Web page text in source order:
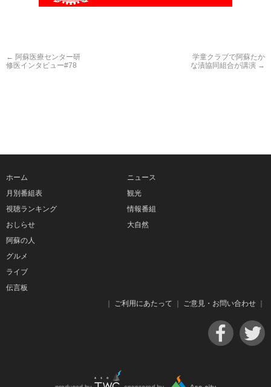
← 阿蘇医療センター研
修医インタビュー#78
学童クラブで阿蘇たか
な漬協同組合が講演 →
ホーム
月別番組表
視聴ランキング
おしらせ
ニュース
観光
情報番組
大自然
阿蘇の人
グルメ
ライブ
伝言板
ご利用にあたって ご意見・お問い合わせ